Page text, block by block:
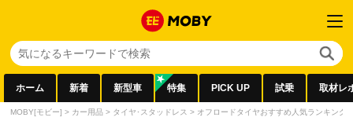
ホーム 新着 新型車 特集 PICK UP 試乗 取材レ
MOBY[モビー] > カー用品 > タイヤ･スタッドレス > オフロードタイヤおすすめ人気ランキング